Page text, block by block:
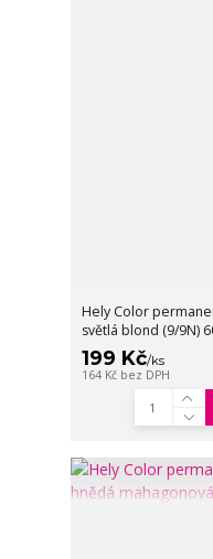
Hely Color
světlá blond (9/9N)
199 Kč/ks
164 Kč bez DPH